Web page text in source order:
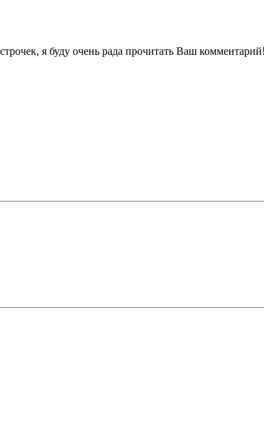
я буду очень рада прочитать Ваш комментарий!